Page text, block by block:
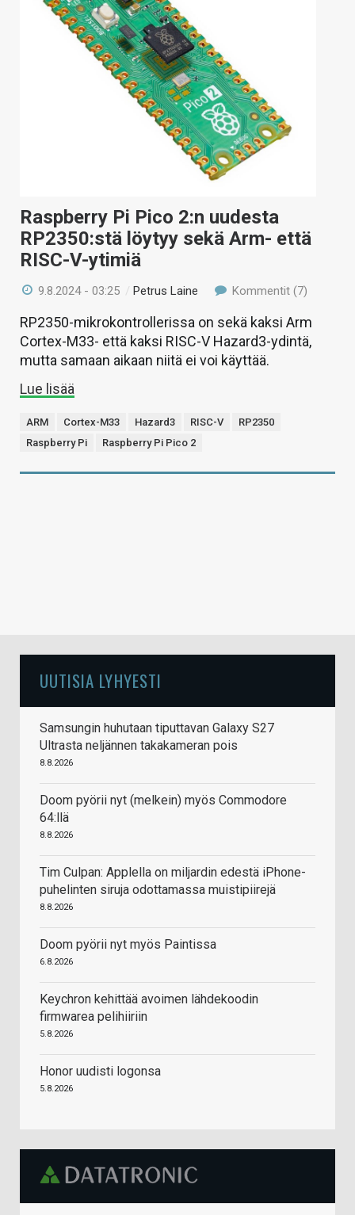
VAIHDA TEEMA
Raspberry Pi Pico 2:n uudesta
RP2350:stä löytyy sekä Arm- että
RISC-V-ytimiä
9.8.2024 - 03:25 /Petrus Laine Kommentit (7)
RP2350-mikrokontrollerissa on sekä kaksi Arm
Cortex-M33- että kaksi RISC-V Hazard3-ydintä,
mutta samaan aikaan niitä ei voi käyttää.
Lue lisää
ARM Cortex-M33 Hazard3 RISC-V
RP2350
Raspberry Pi
Raspberry Pi Pico 2
UUTISIA LYHYESTI
Samsungin huhutaan tiputtavan Galaxy S27
Ultrasta neljännen takakameran pois
8.8.2026
Doom pyörii nyt (melkein) myös Commodore
64:llä
8.8.2026
Tim Culpan: Applella on miljardin edestä iPhone-
puhelinten siruja odottamassa muistipiirejä
8.8.2026
Doom pyörii nyt myös Paintissa
6.8.2026
Keychron kehittää avoimen lähdekoodin
firmwarea pelihiiriin
5.8.2026
Honor uudisti logonsa
5.8.2026